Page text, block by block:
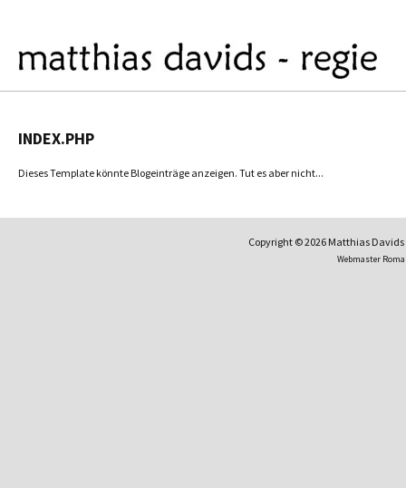
INDEX.PHP
Dieses Template könnte Blogeinträge anzeigen. Tut es aber nicht...
Copyright © 2026 Matthias
Webmaster